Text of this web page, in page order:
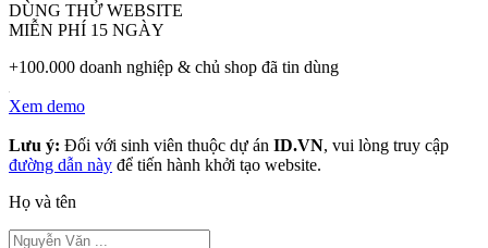
DÙNG THỬ WEBSITE
MIỄN PHÍ 15 NGÀY
+100.000 doanh nghiệp & chủ shop đã tin dùng
Xem demo
Lưu ý: Đối với sinh viên thuộc dự án ID.VN, vui lòng truy cập
đường dẫn này để tiến hành khởi tạo website.
Họ và tên